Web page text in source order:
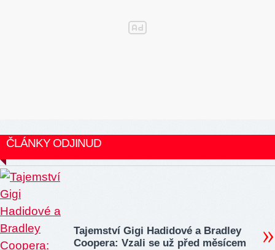
ČLÁNKY ODJINUD
Tajemství Gigi Hadidové a Bradley
Coopera: Vzali se už před měsícem